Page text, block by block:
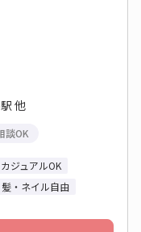
他
談OK
カジュアルOK
髪・ネイル自由